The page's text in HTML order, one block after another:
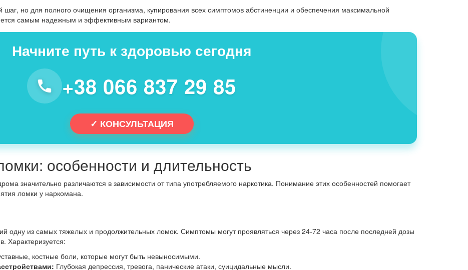
но для полного очищения организма, купирования всех симптомов абстиненции и обеспечения максимальной
самым надежным и эффективным вариантом.
Начните путь к здоровью сегодня
+38 066 837 29 85
✓ КОНСУЛЬТАЦИЯ
особенности и длительность
значительно различаются в зависимости от типа употребляемого наркотика. Понимание этих особенностей помогает
ломки у наркомана.
одну из самых тяжелых и продолжительных ломок. Симптомы могут проявляться через 24-72 часа после последней дозы
Характеризуется:
костные боли, которые могут быть невыносимыми.
Глубокая депрессия, тревога, панические атаки, суицидальные мысли.